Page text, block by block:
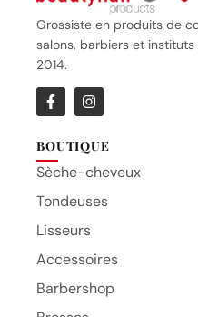
Grossiste en produits de
salons, barbiers et
2014.
BOUTIQUE
Sèche-cheveux
Tondeuses
Lisseurs
Accessoires
Barbershop